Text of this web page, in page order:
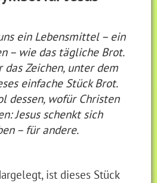
ein Lebensmittel – ein
– wie das tägliche Brot.
Zeichen, unter dem
einfache Stück Brot.
dessen, wofür Christen
Jesus schenkt sich
– für andere.
ist dieses Stück